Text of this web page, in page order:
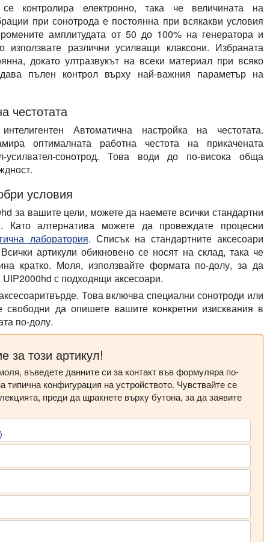
контролира електронно, така че величината на
при сонотрода е постоянна при всякакви условия
амплитудата от 50 до 100% на генератора и
използвате различни усилващи клаксони. Избраната
докато ултразвукът на всеки материал при всяко
пълен контрол върху най-важния параметър на
честотата
Автоматична настройка на честотата.
оптималната работна честота на прикачената
усилвател-сонотрод. Това води до по-висока обща
условия
за вашите цели, можете да наемете всички стандартни
Като алтернатива можете да провеждате процесни
лаборатория. Списък на стандартните аксесоари
артикули обикновено се носят на склад, така че
кратко. Моля, използвайте формата по-долу, за да
UIP2000hd с подходящи аксесоари.
твърде. Това включва специални сонотроди или
свободни да опишете вашите конкретни изисквания в
по-долу.
за този артикул!
въведете данните си за контакт във формуляра по-
типична конфигурация на устройството. Чувствайте се
преди да щракнете върху бутона, за да заявите